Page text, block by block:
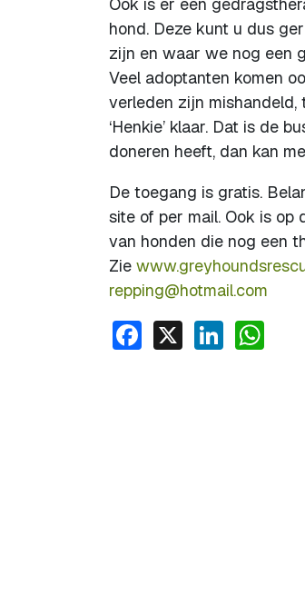
hond. Deze kunt u dus
zijn en waar we nog een
Veel adoptanten komen
verleden zijn
‘Henkie’ klaar. Dat is de
doneren heeft, dan kan
De toegang is gratis.
site of per mail. Ook is
van honden die nog een
Zie
repping@hotmail.com
Facebook
X